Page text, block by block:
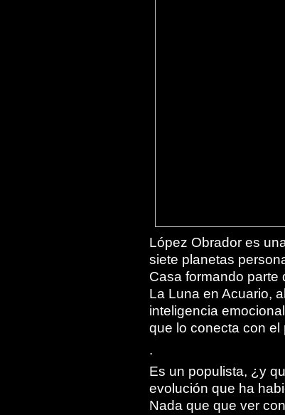
López Obrador es
siete planetas
Casa formando parte
La Luna en Acuario,
inteligencia
que lo conecta con el
.
Es un populista, ¿y
evolución que ha
Nada que que ver